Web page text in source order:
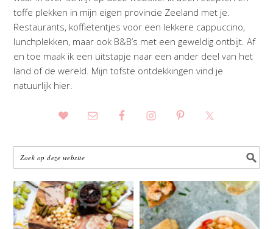
toffe plekken in mijn eigen provincie Zeeland met je.
Restaurants, koffietentjes voor een lekkere cappuccino,
lunchplekken, maar ook B&B’s met een geweldig ontbijt. Af
en toe maak ik een uitstapje naar een ander deel van het
land of de wereld. Mijn tofste ontdekkingen vind je
natuurlijk hier.